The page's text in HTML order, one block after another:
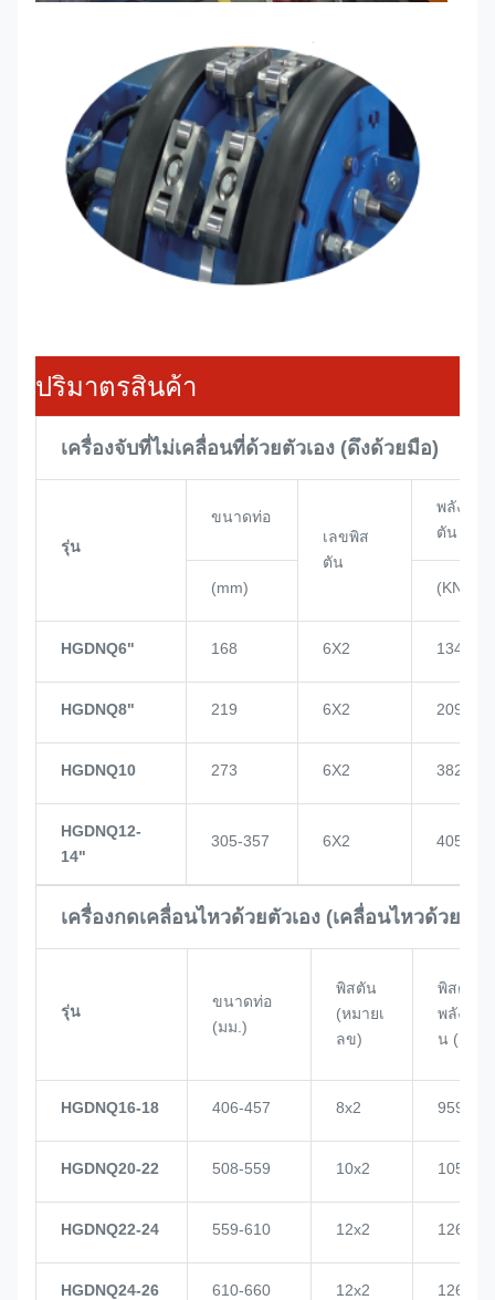
ปริมาตรสินค้า
เครื่องจับที่ไม่เคลื่อนที่ด้วยตัวเอง (ดึงด้วยมือ)
รุ่น
ขนาดท่อ
เลขพิส
ตัน
พลังงา
ตัน
(mm) (KN)
HGDNQ6" 168 6X2 134
HGDNQ8" 219 6X2 209
HGDNQ10 273 6X2 382
HGDNQ12-
14"
305-357 6X2 405
เครื่องกดเคลื่อนไหวด้วยตัวเอง (เคลื่อนไหวด้วยพลั
รุ่น
ขนาดท่อ
(มม.)
พิสตัน
(หมายเ
ลข)
พิสตัน
พลังงา
น (KN)
HGDNQ16-18 406-457 8x2 959
HGDNQ20-22 508-559 10x2 1057
HGDNQ22-24 559-610 12x2 1268
HGDNQ24-26 610-660 12x2 1268